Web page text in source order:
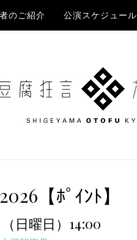
のご紹介 公演スケジュール
【ﾎﾟｲﾝﾄ】
日曜日）14:00